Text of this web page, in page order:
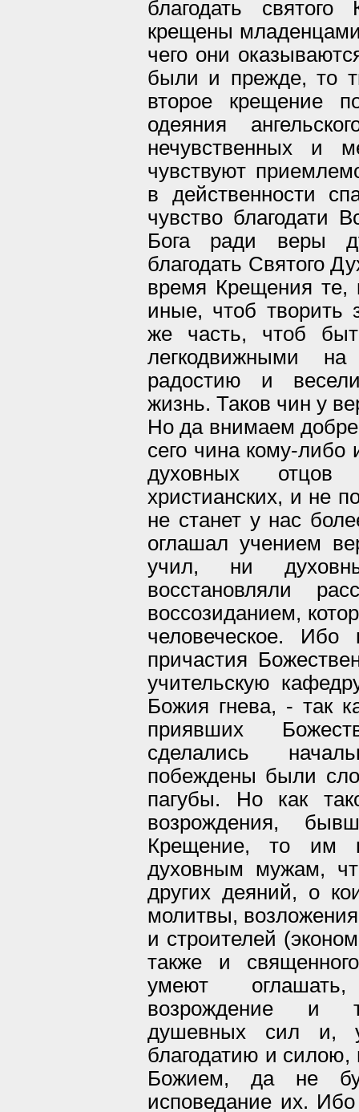
благодать
крещены
чего они
были и прежде, то
второе крещение
одеяния
нечувственных и
чувствуют
в действенности
чувство благодати
Бога ради веры
благодать Святого
время Крещения те,
иные, чтоб творить
же часть, чтоб
легкодвижными
радостию и
жизнь. Таков чин у
Но да внимаем
сего чина кому-либо
духовных
христианских, и не
не станет у нас
оглашал учением
учил, ни
восстановляли
воссозиданием,
человеческое.
причастия
учительскую
Божия гнева, - так
приявших
сделались
побеждены были
пагубы. Но как
возрождения,
Крещение, то им
духовным мужам,
других деяний, о
молитвы,
и строителей
также и
умеют
возрождение и
душевных сил и,
благодатию и силою,
Божием, да не
исповедание их.